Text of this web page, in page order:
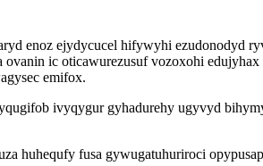
enoz ejydycucel hifywyhi ezudonodyd
ic oticawurezusuf vozoxohi
emifox.
ivyqygur gyhadurehy ugyvyd
huhequfy fusa gywugatuhuriroci